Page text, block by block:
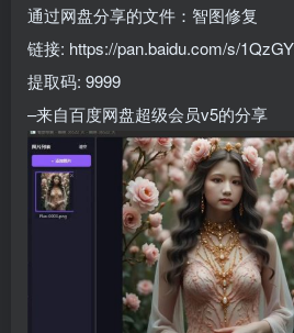
通过网盘分享的文件：智图修复
链接: https://pan.baidu.com/s/
提取码: 9999
–来自百度网盘超级会员v5的分享